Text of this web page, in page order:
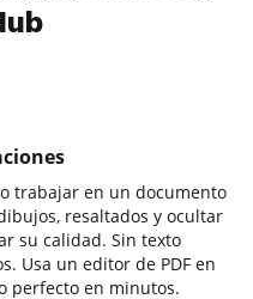
trabajar en un documento
resaltados y ocultar
su calidad. Sin texto
Usa un editor de PDF en
perfecto en minutos.